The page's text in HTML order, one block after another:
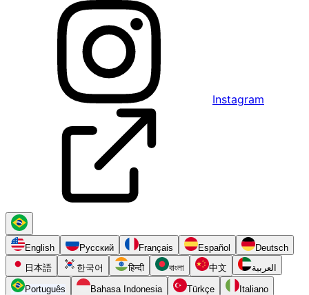
Instagram
English Русский Français Español
Deutsch
日本語
한국어 हिन्दी বাংলা 中文 العربية
Português Bahasa Indonesia Türkçe
Italiano